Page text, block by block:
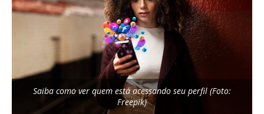
Saiba como ver quem está acessando seu perfil (Foto:
Freepik)